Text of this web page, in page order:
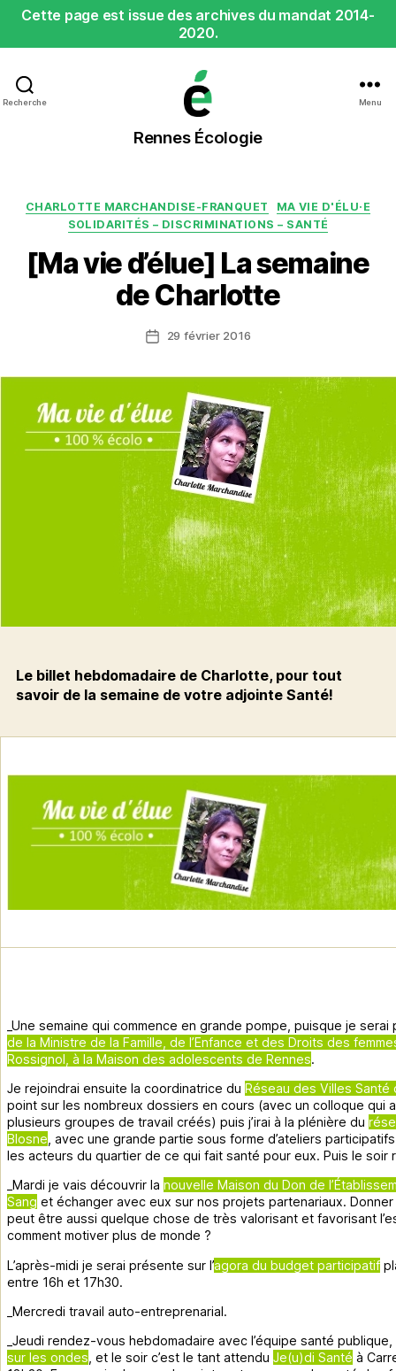
Cette page est issue des archives du mandat 2014-
2020.
Recherche
Rennes
Écologie
Rennes Écologie
Menu
Catégories
CHARLOTTE MARCHANDISE-FRANQUET
MA VIE D'ÉLU·E
SOLIDARITÉS – DISCRIMINATIONS – SANTÉ
[Ma vie d’élue] La semaine
de Charlotte
Date29 février 2016
Le billet hebdomadaire de Charlotte, pour tout
savoir de la semaine de votre adjointe Santé!
_Une semaine qui commence en grande pompe, puisque je serai
de la Ministre de la Famille, de l’Enfance et des Droits des
Rossignol, à la Maison des adolescents de Rennes.
Je rejoindrai ensuite la coordinatrice duRéseau des Villes Santé
point sur les nombreux dossiers en cours (avec un colloque qui
plusieurs groupes de travail créés) puis j’irai à la plénière du
Blosne , avec une grande partie sous forme d’ateliers
les acteurs du quartier de ce qui fait santé pour eux. Puis le soir
_Mardi je vais découvrir lanouvelle Maison du Don de
Sang et échanger avec eux sur nos projets partenariaux.
peut être aussi quelque chose de très valorisant et favorisant
comment motiver plus de monde ?
L’après-midi je serai présente sur l’agora du budget participatif
entre 16h et 17h30.
_Mercredi travail auto-entreprenarial.
_Jeudi rendez-vous hebdomadaire avec l’équipe santé
sur les ondes , et le soir c’est le tant attenduJe(u)di Santé à